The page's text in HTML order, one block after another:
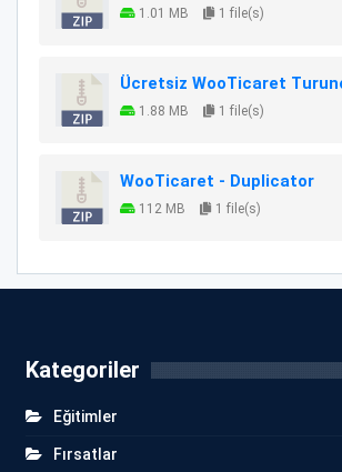
1.01 MB 1 file(s)
Ücretsiz WooTicaret
1.88 MB 1 file(s)
WooTicaret - Duplicator
112 MB 1 file(s)
Kategoriler
Eğitimler
Fırsatlar